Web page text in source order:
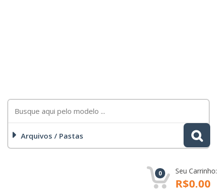
Arquivos / Pastas
0 Seu Carrinho:
R$0.00